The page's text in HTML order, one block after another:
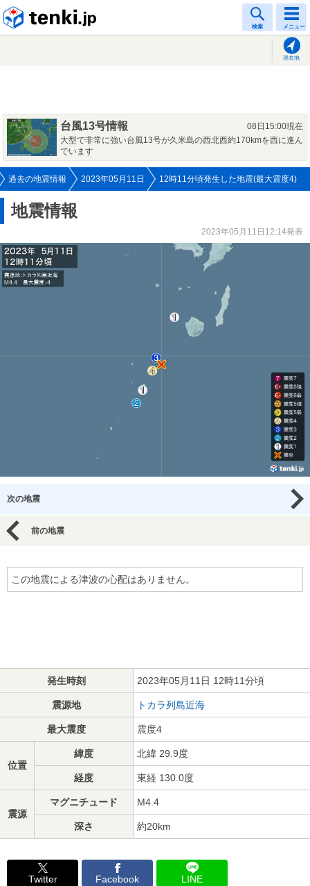
検索 メニュー
現在地
台風13号情報
08日15:00現在
大型で非常に強い台風13号が久米島の西北西約170kmを西に進ん
でいます
過去の地震情報 2023年05月11日 12時11分頃発生した地震(最大震度4)
地震情報
2023年05月11日12:14発表
次の地震
前の地震
この地震による津波の心配はありません。
発生時刻 2023年05月11日 12時11分頃
震源地 トカラ列島近海
最大震度 震度4
位置
緯度 北緯 29.9度
経度 東経 130.0度
震源
マグニチュード M4.4
深さ 約20km
Twitter Facebook LINE